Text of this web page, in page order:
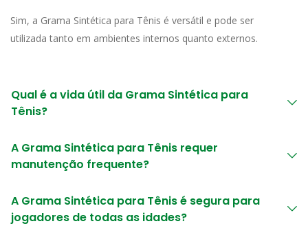
Sim, a Grama Sintética para Tênis é versátil e pode ser
utilizada tanto em ambientes internos quanto externos.
Qual é a vida útil da Grama Sintética para
Tênis?
A Grama Sintética para Tênis requer
manutenção frequente?
A Grama Sintética para Tênis é segura para
jogadores de todas as idades?